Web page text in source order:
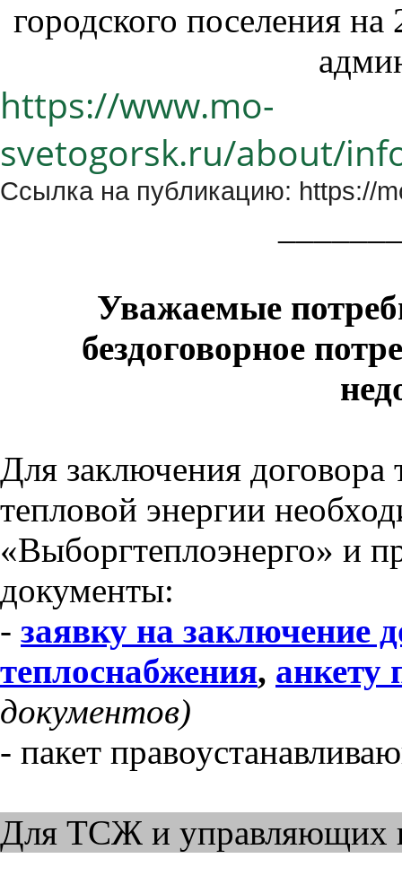
городского поселения
https://www.mo-
svetogorsk.ru/about/
Ссылка на публикацию: https://
Уважаемые
бездоговорное
Для заключения
тепловой энергии
«Выборгтеплоэнерго» и
документы:
- заявку на заключение
теплоснабжения, анкету
документов)
- пакет
Для ТСЖ и управляющих